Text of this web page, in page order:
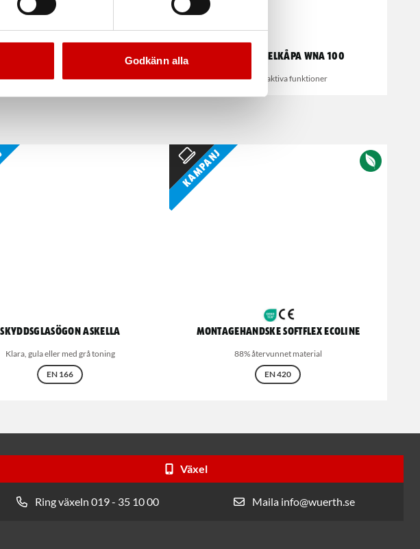
Godkänn alla
Kåpa utan aktiva funktioner
Wurth Hörselkåpa WNA 100
Kåpa utan aktiva funktioner
Skyddsglasögon Askella
Klara, gula eller med grå toning
EN 166
Kampanj
Montagehandske Softflex Ecoline
88% återvunnet material
EN 420
Växel
Ring växeln 019 - 35 10 00 Maila info@wuerth.se